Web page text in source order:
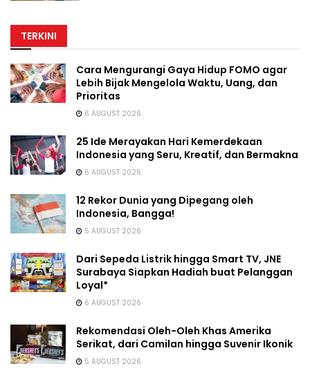
TERKINI
Cara Mengurangi Gaya Hidup FOMO agar
Lebih Bijak Mengelola Waktu, Uang, dan
Prioritas
6 AUGUST 2026
25 Ide Merayakan Hari Kemerdekaan
Indonesia yang Seru, Kreatif, dan Bermakna
6 AUGUST 2026
12 Rekor Dunia yang Dipegang oleh
Indonesia, Bangga!
5 AUGUST 2026
Dari Sepeda Listrik hingga Smart TV, JNE
Surabaya Siapkan Hadiah buat Pelanggan
Loyal*
6 AUGUST 2026
Rekomendasi Oleh-Oleh Khas Amerika
Serikat, dari Camilan hingga Suvenir Ikonik
5 AUGUST 2026